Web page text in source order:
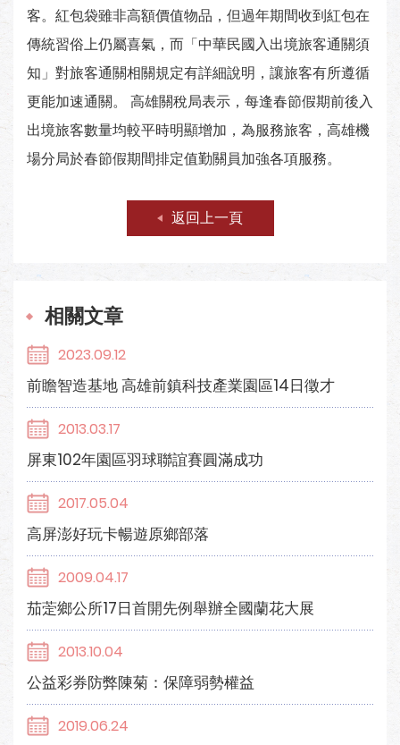
客。紅包袋雖非高額價值物品，但過年期間收到紅包在
傳統習俗上仍屬喜氣，而「中華民國入出境旅客通關須
知」對旅客通關相關規定有詳細說明，讓旅客有所遵循
更能加速通關。 高雄關稅局表示，每逢春節假期前後入
出境旅客數量均較平時明顯增加，為服務旅客，高雄機
場分局於春節假期間排定值勤關員加強各項服務。
返回上一頁
相關文章
2023.09.12
前瞻智造基地 高雄前鎮科技產業園區14日徵才
2013.03.17
屏東102年園區羽球聯誼賽圓滿成功
2017.05.04
高屏澎好玩卡暢遊原鄉部落
2009.04.17
茄萣鄉公所17日首開先例舉辦全國蘭花大展
2013.10.04
公益彩券防弊陳菊：保障弱勢權益
2019.06.24